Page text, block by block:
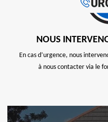
NOUS
En cas d’urgence, nous
à nous contacter via le